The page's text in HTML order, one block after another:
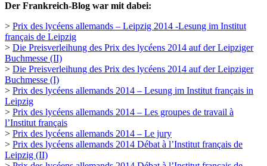
Der Frankreich-Blog war mit dabei:
> Prix des lycéens allemands – Leipzig 2014 -Lesung im Institut
français de Leipzig
> Die Preisverleihung des Prix des lycéens 2014 auf der Leipziger
Buchmesse (II)
> Die Preisverleihung des Prix des lycéens 2014 auf der Leipziger
Buchmesse (I)
> Prix des lycéens allemands 2014 – Lesung im Institut français in
Leipzig
> Prix des lycéens allemands 2014 – Les groupes de travail à
l’Institut français
> Prix des lycéens allemands 2014 – Le jury
> Prix des lycéens allemands 2014 Débat à l’Institut français de
Leipzig (II)